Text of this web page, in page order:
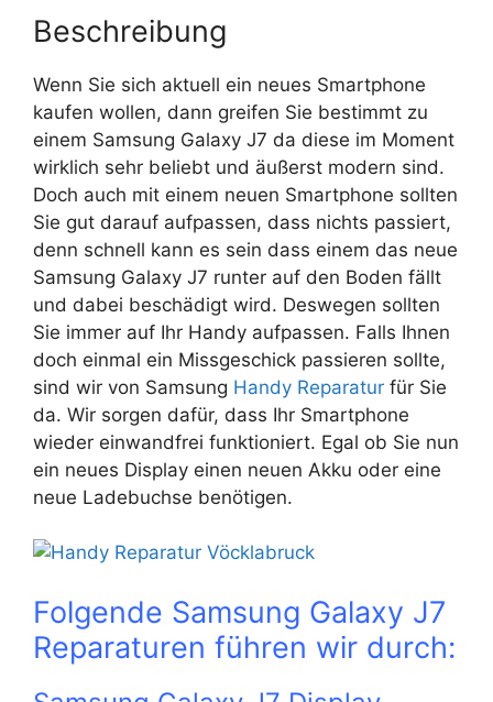
Beschreibung
Wenn Sie sich aktuell ein neues Smartphone
kaufen wollen, dann greifen Sie bestimmt zu
einem Samsung Galaxy J7 da diese im Moment
wirklich sehr beliebt und äußerst modern sind.
Doch auch mit einem neuen Smartphone sollten
Sie gut darauf aufpassen, dass nichts passiert,
denn schnell kann es sein dass einem das neue
Samsung Galaxy J7 runter auf den Boden fällt
und dabei beschädigt wird. Deswegen sollten
Sie immer auf Ihr Handy aufpassen. Falls Ihnen
doch einmal ein Missgeschick passieren sollte,
sind wir von Samsung Handy Reparatur für Sie
da. Wir sorgen dafür, dass Ihr Smartphone
wieder einwandfrei funktioniert. Egal ob Sie nun
ein neues Display einen neuen Akku oder eine
neue Ladebuchse benötigen.
Folgende Samsung Galaxy J7
Reparaturen führen wir durch: